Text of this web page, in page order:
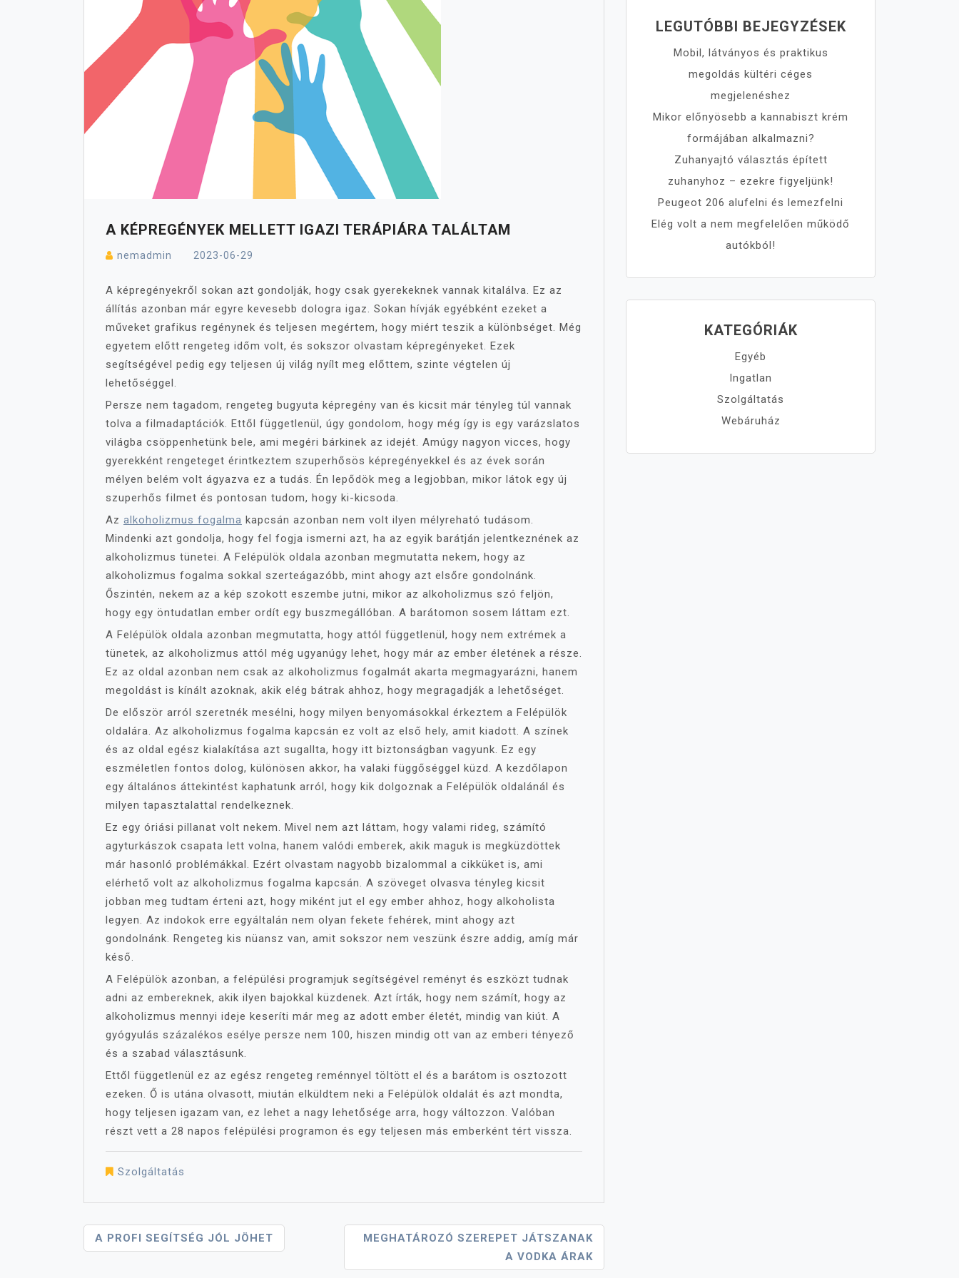
A KÉPREGÉNYEK MELLETT IGAZI TERÁPIÁRA TALÁLTAM
nemadmin 2023-06-29
A képregényekről sokan azt gondolják, hogy csak gyerekeknek vannak kitalálva. Ez az
állítás azonban már egyre kevesebb dologra igaz. Sokan hívják egyébként ezeket a
műveket grafikus regénynek és teljesen megértem, hogy miért teszik a különbséget. Még
egyetem előtt rengeteg időm volt, és sokszor olvastam képregényeket. Ezek
segítségével pedig egy teljesen új világ nyílt meg előttem, szinte végtelen új
lehetőséggel.
Persze nem tagadom, rengeteg bugyuta képregény van és kicsit már tényleg túl vannak
tolva a filmadaptációk. Ettől függetlenül, úgy gondolom, hogy még így is egy varázslatos
világba csöppenhetünk bele, ami megéri bárkinek az idejét. Amúgy nagyon vicces, hogy
gyerekként rengeteget érintkeztem szuperhősös képregényekkel és az évek során
mélyen belém volt ágyazva ez a tudás. Én lepődök meg a legjobban, mikor látok egy új
szuperhős filmet és pontosan tudom, hogy ki-kicsoda.
Az alkoholizmus fogalma kapcsán azonban nem volt ilyen mélyreható tudásom.
Mindenki azt gondolja, hogy fel fogja ismerni azt, ha az egyik barátján jelentkeznének az
alkoholizmus tünetei. A Felépülök oldala azonban megmutatta nekem, hogy az
alkoholizmus fogalma sokkal szerteágazóbb, mint ahogy azt elsőre gondolnánk.
Őszintén, nekem az a kép szokott eszembe jutni, mikor az alkoholizmus szó feljön,
hogy egy öntudatlan ember ordít egy buszmegállóban. A barátomon sosem láttam ezt.
A Felépülök oldala azonban megmutatta, hogy attól függetlenül, hogy nem extrémek a
tünetek, az alkoholizmus attól még ugyanúgy lehet, hogy már az ember életének a része.
Ez az oldal azonban nem csak az alkoholizmus fogalmát akarta megmagyarázni, hanem
megoldást is kínált azoknak, akik elég bátrak ahhoz, hogy megragadják a lehetőséget.
De először arról szeretnék mesélni, hogy milyen benyomásokkal érkeztem a Felépülök
oldalára. Az alkoholizmus fogalma kapcsán ez volt az első hely, amit kiadott. A színek
és az oldal egész kialakítása azt sugallta, hogy itt biztonságban vagyunk. Ez egy
eszméletlen fontos dolog, különösen akkor, ha valaki függőséggel küzd. A kezdőlapon
egy általános áttekintést kaphatunk arról, hogy kik dolgoznak a Felépülök oldalánál és
milyen tapasztalattal rendelkeznek.
Ez egy óriási pillanat volt nekem. Mivel nem azt láttam, hogy valami rideg, számító
agyturkászok csapata lett volna, hanem valódi emberek, akik maguk is megküzdöttek
már hasonló problémákkal. Ezért olvastam nagyobb bizalommal a cikküket is, ami
elérhető volt az alkoholizmus fogalma kapcsán. A szöveget olvasva tényleg kicsit
jobban meg tudtam érteni azt, hogy miként jut el egy ember ahhoz, hogy alkoholista
legyen. Az indokok erre egyáltalán nem olyan fekete fehérek, mint ahogy azt
gondolnánk. Rengeteg kis nüansz van, amit sokszor nem veszünk észre addig, amíg már
késő.
A Felépülök azonban, a felépülési programjuk segítségével reményt és eszközt tudnak
adni az embereknek, akik ilyen bajokkal küzdenek. Azt írták, hogy nem számít, hogy az
alkoholizmus mennyi ideje keseríti már meg az adott ember életét, mindig van kiút. A
gyógyulás százalékos esélye persze nem 100, hiszen mindig ott van az emberi tényező
és a szabad választásunk.
Ettől függetlenül ez az egész rengeteg reménnyel töltött el és a barátom is osztozott
ezeken. Ő is utána olvasott, miután elküldtem neki a Felépülök oldalát és azt mondta,
hogy teljesen igazam van, ez lehet a nagy lehetősége arra, hogy változzon. Valóban
részt vett a 28 napos felépülési programon és egy teljesen más emberként tért vissza.
Szolgáltatás
Bejegyzés
A PROFI SEGÍTSÉG JÓL JÖHET
MEGHATÁROZÓ SZEREPET JÁTSZANAK
A VODKA ÁRAK
LEGUTÓBBI BEJEGYZÉSEK
Mobil, látványos és praktikus
megoldás kültéri céges
megjelenéshez
Mikor előnyösebb a kannabiszt krém
formájában alkalmazni?
Zuhanyajtó választás épített
zuhanyhoz – ezekre figyeljünk!
Peugeot 206 alufelni és lemezfelni
Elég volt a nem megfelelően működő
autókból!
KATEGÓRIÁK
Egyéb
Ingatlan
Szolgáltatás
Webáruház